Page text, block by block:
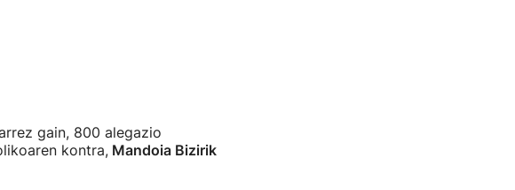
gain, 800 alegazio
kontra,Mandoia Bizirik